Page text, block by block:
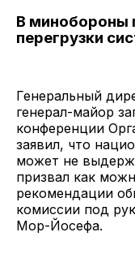
В минобороны
перегрузки
Генеральный
генерал-майор
конференции
заявил, что
может не
призвал как
рекомендации
комиссии под
Мор-Йосефа.